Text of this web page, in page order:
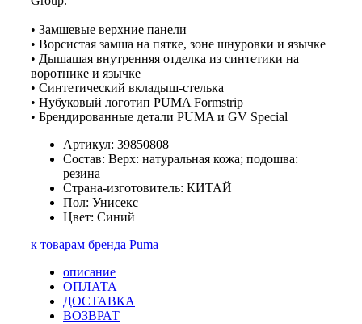
• Замшевые верхние панели
• Ворсистая замша на пятке, зоне шнуровки и язычке
• Дышашая внутренняя отделка из синтетики на
воротнике и язычке
• Синтетический вкладыш-стелька
• Нубуковый логотип PUMA Formstrip
• Брендированные детали PUMA и GV Special
Артикул: 39850808
Состав: Верх: натуральная кожа; подошва:
резина
Страна-изготовитель: КИТАЙ
Пол: Унисекс
Цвет: Синий
к товарам бренда Puma
описание
ОПЛАТА
ДОСТАВКА
ВОЗВРАТ